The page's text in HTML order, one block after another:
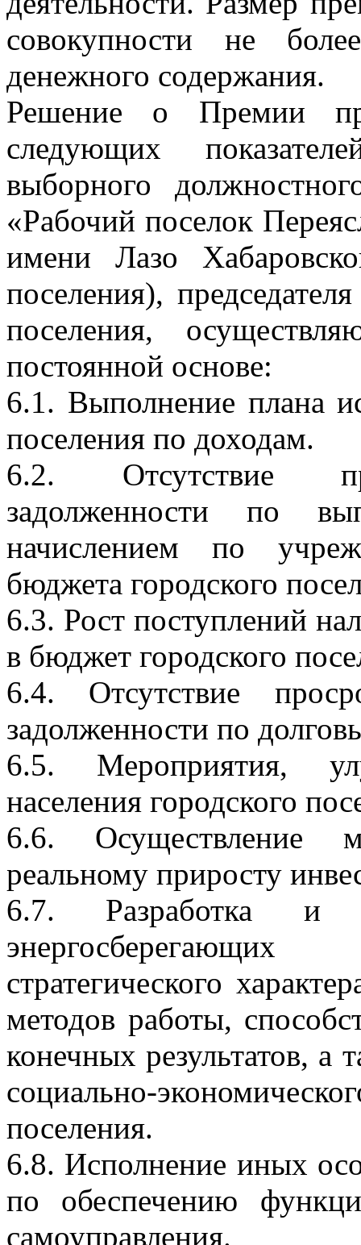
совокупности не
денежного содержания.
Решение о Премии
следующих
выборного
«Рабочий поселок
имени Лазо
поселения),
поселения,
постоянной основе:
6.1. Выполнение плана
поселения по доходам.
6.2. Отсутствие
задолженности по
начислением по
бюджета городского
6.3. Рост поступлений
в бюджет городского
6.4. Отсутствие
задолженности по
6.5. Мероприятия,
населения городского
6.6. Осуществление
реальному приросту
6.7. Разработка и
стратегического
методов работы,
конечных результатов, а
социально-
поселения.
6.8. Исполнение иных
по обеспечению
самоуправления.